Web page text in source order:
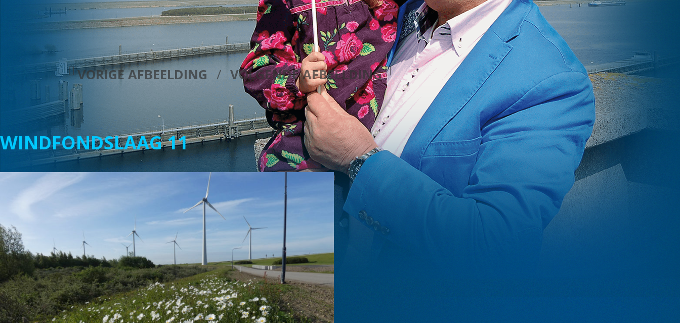
VORIGE AFBEELDING VOLGENDE AFBEELDING
WINDFONDSLAAG 11